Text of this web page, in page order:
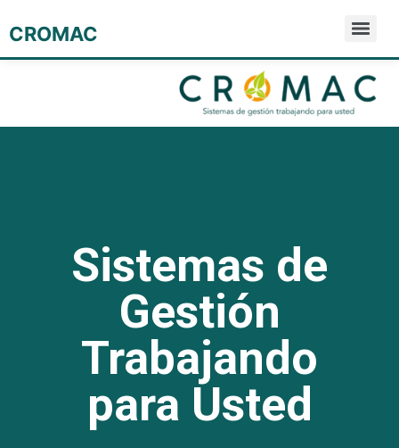
CROMAC
Sistemas de
Gestión
Trabajando
para Usted